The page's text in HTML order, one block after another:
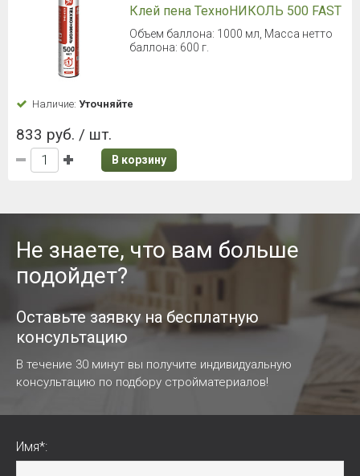
Клей пена ТехноНИКОЛЬ 500 FAST
Объем баллона: 1000 мл, Масса нетто
баллона: 600 г.
Наличие: Уточняйте
833 руб. / шт.
В корзину
Не знаете, что вам больше
подойдет?
Оставьте заявку на бесплатную
консультацию
В течение 30 минут вы получите индивидуальную
консультацию по подбору стройматериалов!
Имя*: